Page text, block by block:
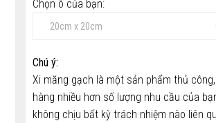
Chọn ô của bạn:
Chú ý:
Xi măng gạch là một sản phẩm thủ
hàng nhiều hơn số lượng nhu cầu của
không chịu bất kỳ trách nhiệm nào liên